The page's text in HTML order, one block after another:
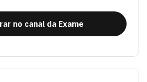
no canal da Exame